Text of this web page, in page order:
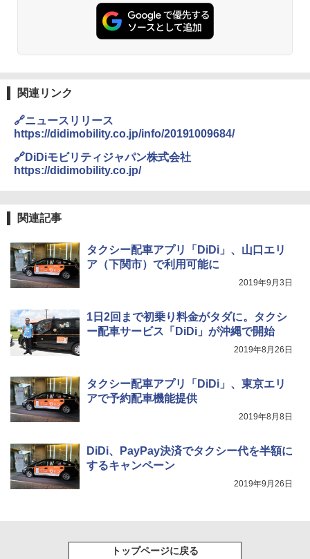
￥2,695
A26 地球の歩き方 チェコ ポーランド スロヴ
ァキア 2026～2027 地球の歩き方A ヨーロッ
新しい日本地理 地図・統計・移動から読み
解く (講談社現代新書)
PYKES PEAK (パイクスピーク) 着替えテン
ト プライバシー テント 【中が透けない】 1
人用 折りたたみ 防災グッズ 災害用トイレ ビ
易 トイレテント (グレー)
ENDLESS BASE 《めざましテレビで紹介》
テント ワンタッチ RENEW 幅200 2-3人用 43
￥5,999
簡単設置 ポップアップテント エクルベージ
ュ(BC仕様) PATC-150B(EB)
[キャンパーズコレクション 山善] 傘みたいに
広げるだけ パッとサッとテント キューブワ
イド ブラックコーティング フルクローズ メ
ッシュ 4人用 簡単設置 ポップアップテント P
￥-
￥3,680
026リニューアル 急速冷凍 空間倍増 衛生的
BUNDOK(バンドック)ソロ ドーム 1 EX BDK
レーム ドーム型 テント
防水 UVカット 4段階高さ調整 軽量 収納袋付
き
ポインターライト 強力 小型 緑色/赤色/青紫色
USB充電式 高精度 超長距離照射 長時間使用
可能 安全ロック付き 高安全性 金属製耐久 コ
ンパクト多機能設計 持ち運び便利 アウトド
￥1,180
関連リンク
🔗ニュースリリース
https://didimobility.co.jp/info/20191009684/
🔗DiDiモビリティジャパン株式会社
https://didimobility.co.jp/
関連記事
タクシー配車アプリ「DiDi」、山口エリ
ア（下関市）で利用可能に
2019年9月3日
1日2回まで初乗り料金がタダに。タクシ
ー配車サービス「DiDi」が沖縄で開始
2019年8月26日
タクシー配車アプリ「DiDi」、東京エリ
アで予約配車機能提供
2019年8月8日
DiDi、PayPay決済でタクシー代を半額に
するキャンペーン
2019年9月26日
トップページに戻る